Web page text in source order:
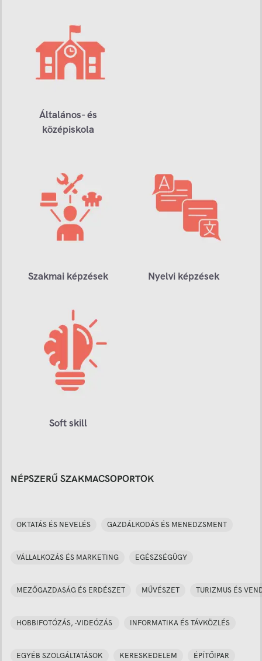
Általános- és
középiskola
Szakmai képzések Nyelvi képzések
Soft skill
NÉPSZERŰ SZAKMACSOPORTOK
OKTATÁS ÉS NEVELÉS GAZDÁLKODÁS ÉS MENEDZSMENT
VÁLLALKOZÁS ÉS MARKETING EGÉSZSÉGÜGY
MEZŐGAZDASÁG ÉS ERDÉSZET MŰVÉSZET TURIZMUS ÉS
HOBBIFOTÓZÁS, -VIDEÓZÁS INFORMATIKA ÉS TÁVKÖZLÉS
EGYÉB SZOLGÁLTATÁSOK KERESKEDELEM ÉPÍTŐIPAR